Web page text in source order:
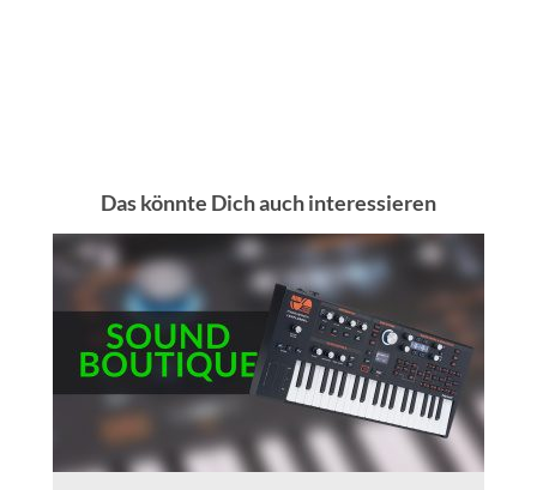
Das könnte Dich auch interessieren